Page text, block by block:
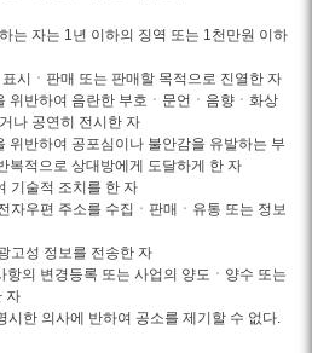
는 자는 1년 이하의 징역 또는 1천만원 이하
시ㆍ판매 또는 판매할 목적으로 진열한 자
위반하여 음란한 부호ㆍ문언ㆍ음향ㆍ화상
나 공연히 전시한 자
위반하여 공포심이나 불안감을 유발하는 부
복적으로 상대방에게 도달하게 한 자
기술적 조치를 한 자
자우편 주소를 수집ㆍ판매ㆍ유통 또는 정보
고성 정보를 전송한 자
의 변경등록 또는 사업의 양도ㆍ양수 또는
자
한 의사에 반하여 공소를 제기할 수 없다.